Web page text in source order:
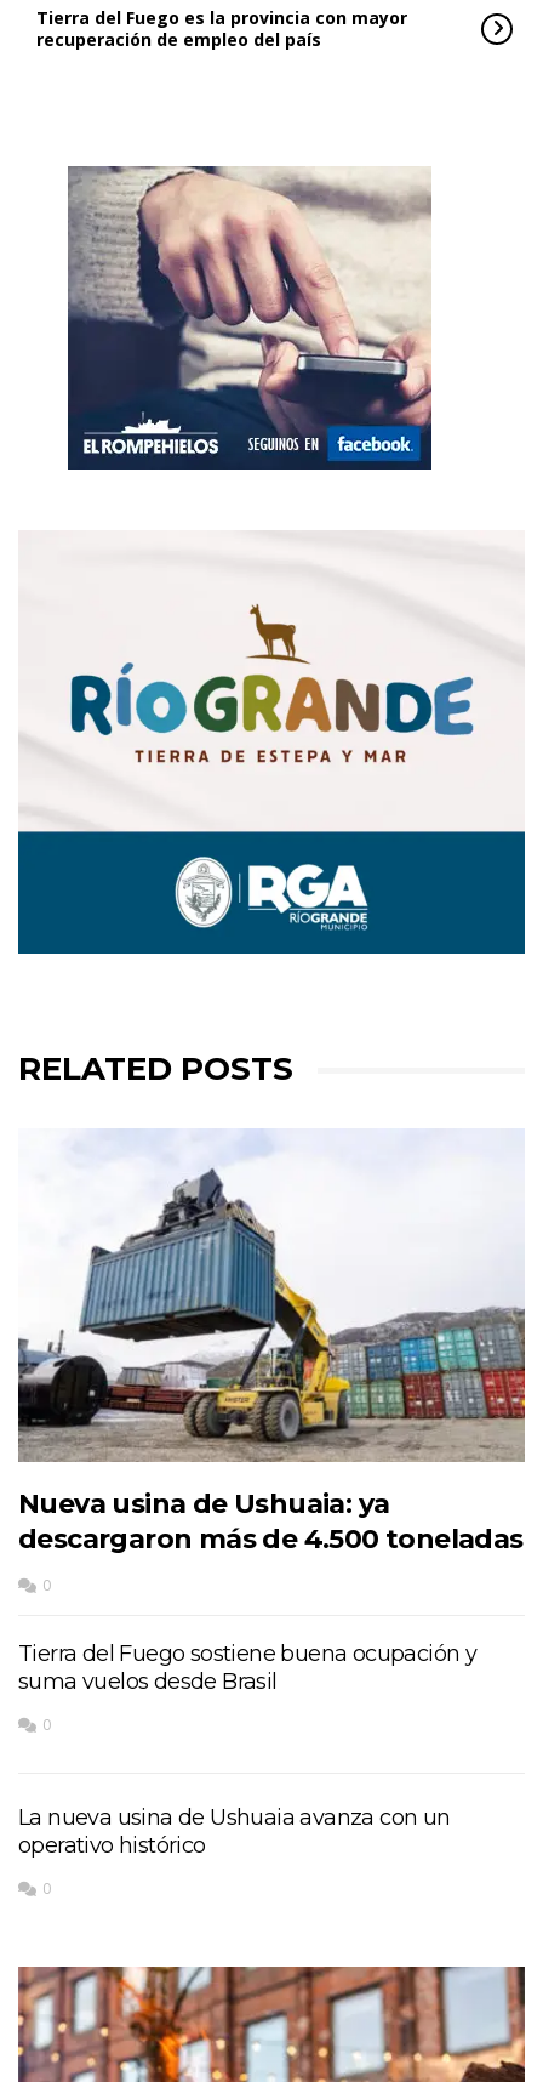
Tierra del Fuego es la provincia con mayor
recuperación de empleo del país
RELATED POSTS
Nueva usina de Ushuaia: ya
descargaron más de 4.500 toneladas
0
Tierra del Fuego sostiene buena ocupación y
suma vuelos desde Brasil
0
La nueva usina de Ushuaia avanza con un
operativo histórico
0